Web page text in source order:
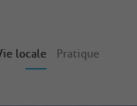
locale Pratique